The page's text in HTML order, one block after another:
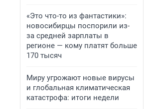
«Это что-то из фантастики»:
новосибирцы поспорили из-
за средней зарплаты в
регионе — кому платят больше
170 тысяч
Миру угрожают новые вирусы
и глобальная климатическая
катастрофа: итоги недели